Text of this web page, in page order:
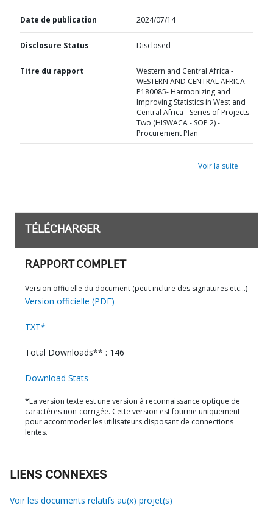
Date de publication 2024/07/14
Disclosure Status Disclosed
Titre du rapport
Western and Central Africa -
WESTERN AND CENTRAL AFRICA-
P180085- Harmonizing and
Improving Statistics in West and
Central Africa - Series of Projects
Two (HISWACA - SOP 2) -
Procurement Plan
Voir la suite
TÉLÉCHARGER
RAPPORT COMPLET
Version officielle du document (peut inclure des signatures etc…)
Version officielle (PDF)
TXT*
Total Downloads** : 146
Download Stats
*La version texte est une version à reconnaissance optique de
caractères non-corrigée. Cette version est fournie uniquement
pour accommoder les utilisateurs disposant de connections
lentes.
LIENS CONNEXES
Voir les documents relatifs au(x) projet(s)